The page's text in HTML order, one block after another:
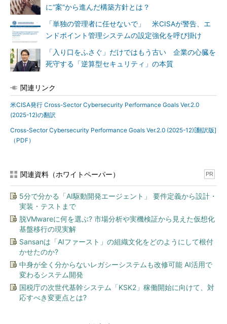
に“案”から進んだ構築方針とは？
「単独の管理者に任せないで」 米CISAが警告、エ
ンドポイント管理システムの設定強化を呼び掛け
「入り口をふさぐ」だけではもう古い 企業の心臓を
死守する「逆算型セキュリティ」の本質
関連リンク
米CISA発行 Cross-Sector Cybersecurity Performance Goals Ver.2.0
(2025-12)の翻訳
Cross-Sector Cybersecurity Performance Goals Ver.2.0 (2025-12)[翻訳版]
（PDF）
関連資料（ホワイトペーパー） PR
5分で分かる「AI駆動開発エージェント」 要件定義から設計・
実装・テストまで
脱VMwareに何を選ぶ? 市場分析や実機検証から見えた仮想化
基盤移行の現実解
Sansanは「AIファースト」の組織文化をどのようにして根付
かせたのか?
中身が全く分からないレガシーシステムも改修可能 AI活用で
変わるシステム開発
国税庁の次世代基幹システム「KSK2」稼働開始に向けて、対
応すべき変更点とは?